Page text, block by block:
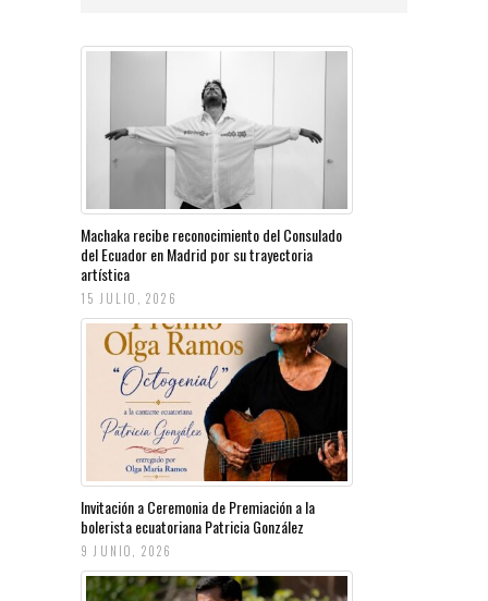
Machaka recibe reconocimiento del Consulado
del Ecuador en Madrid por su trayectoria
artística
15 JULIO, 2026
Invitación a Ceremonia de Premiación a la
bolerista ecuatoriana Patricia González
9 JUNIO, 2026